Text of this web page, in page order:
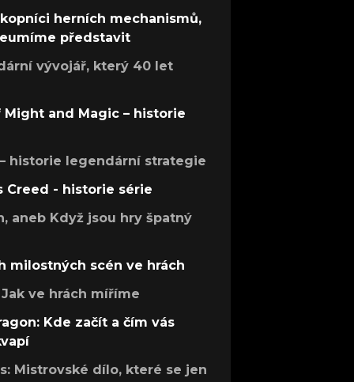
herních mechanismů,
představit
vývojář, který 40 let
Might and Magic – historie
historie legendární strategie
Creed - historie série
aneb Když jsou hry špatný
milostných scén ve hrách
ve hrách míříme
Kde začít a čím vás
Mistrovské dílo, které se jen